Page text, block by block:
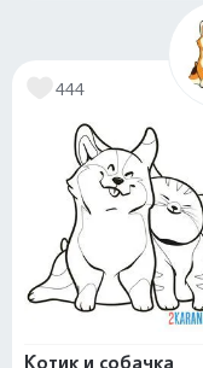
444
Котик и собачка